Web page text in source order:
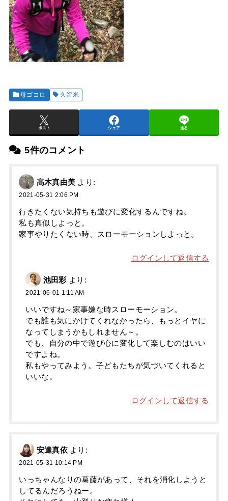
母ゴコロ 久留米
ポスト シェア 送る
5件のコメント
高木真由美 より:
2021-05-31 2:06 PM
行きたくない気持ちも遊びに変化するんですね。
私も真似しよっと。
家事やりたくない時、スローモーションしよっと。
ログインして返信する
池田彩 より:
2021-06-01 1:11 AM
いいですね～家事嫌な時スローモーション。
でも誰も気にかけてくれなかったら、もっとイヤに
なってしまうかもしれません～。
でも、自分の中で遊び心に変化して楽しむのはいい
ですよね。
私もやってみよう。子どもたちが気づいてくれると
いいな。
ログインして返信する
安達真依 より:
2021-05-31 10:14 PM
いっちゃんなりの葛藤があって、それを消化しようと
してるんだろうねー。